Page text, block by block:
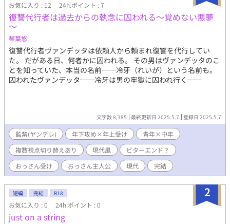
お気に入り : 12 24h.ポイント : 7
復讐代行者は過去からの執念に囚われる～覚めない悪夢
～
琴葉悠
復讐代行者ヴァンデッタは依頼人から頼まれ復讐を代行してい
た。 だがある日、何者かに囚われる。 その男はヴァンデッタのこ
とを知っていた、本当の名前──冷牙（れいが）という名前も。
囚われたヴァンデッタ──冷牙は男の牢獄に囚われ行く──
文字数 8,385 最終更新日 2025.5.7 登録日 2025.5.7
監禁(ヤンデレ) 年下攻め×年上受け
青年×中年
複数視点切り替えあり
現代風
ビターエンド？
おっさん受け
おっさん主人公 現代 完結
2
短編 完結 R18
お気に入り : 0 24h.ポイント : 0
just on a string